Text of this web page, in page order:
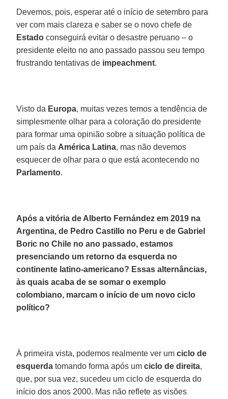
Devemos, pois, esperar até o início de setembro para
ver com mais clareza e saber se o novo chefe de
Estado conseguirá evitar o desastre peruano – o
presidente eleito no ano passado passou seu tempo
frustrando tentativas de impeachment.
Visto da Europa, muitas vezes temos a tendência de
simplesmente olhar para a coloração do presidente
para formar uma opinião sobre a situação política de
um país da América Latina, mas não devemos
esquecer de olhar para o que está acontecendo no
Parlamento.
Após a vitória de Alberto Fernández em 2019 na
Argentina, de Pedro Castillo no Peru e de Gabriel
Boric no Chile no ano passado, estamos
presenciando um retorno da esquerda no
continente latino-americano? Essas alternâncias,
às quais acaba de se somar o exemplo
colombiano, marcam o início de um novo ciclo
político?
À primeira vista, podemos realmente ver umciclo de
esquerda tomando forma após umciclo de direita,
que, por sua vez, sucedeu um ciclo de esquerda do
início dos anos 2000. Mas não reflete as visões